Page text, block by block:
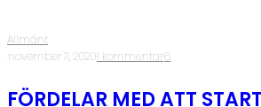
Allmänt
·november 11, 2020·1 kommentar·6
FÖRDELAR MED ATT